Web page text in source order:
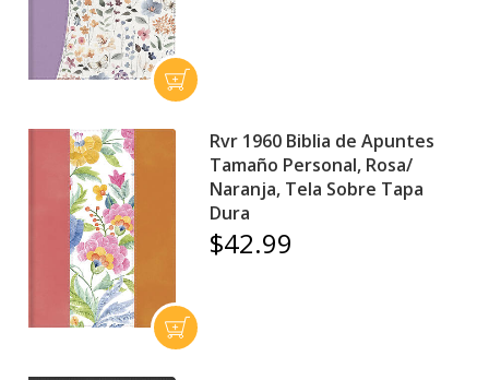
Rvr 1960 Biblia de Apuntes
Tamaño Personal, Rosa/
Naranja, Tela Sobre Tapa
Dura
$42.99